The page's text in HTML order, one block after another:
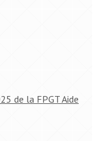
de la FPGT Aide